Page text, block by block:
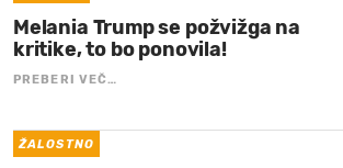
Melania Trump se požvižga na
kritike, to bo ponovila!
PREBERI VEČ…
ŽALOSTNO